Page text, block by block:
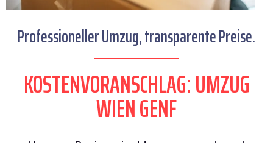
Professioneller Umzug, transparente Preise.
KOSTENVORANSCHLAG: UMZUG
WIEN GENF